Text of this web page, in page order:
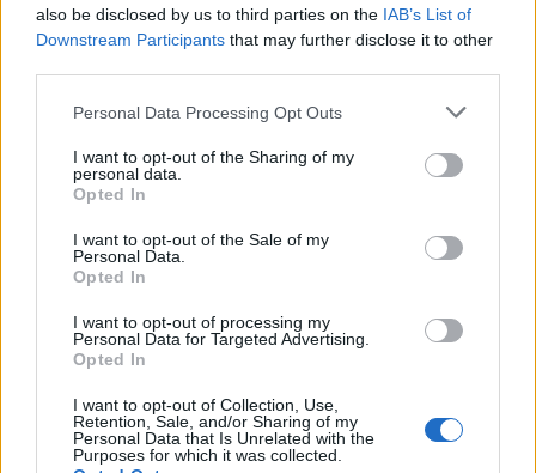
also be disclosed by us to third parties on the IAB’s List of
Downstream Participants that may further disclose it to other
Personal Data Processing Opt Outs
I want to opt-out of the Sharing of my
personal data.
Opted In
I want to opt-out of the Sale of my
Personal Data.
Opted In
I want to opt-out of processing my
Personal Data for Targeted Advertising.
Opted In
I want to opt-out of Collection, Use,
Retention, Sale, and/or Sharing of my
Personal Data that Is Unrelated with the
Purposes for which it was collected.
Volkswagen Golf MK4 v6 4motion OEM++
med JDM inspiration.
12 svar
Senaste inlägget avStol3n_Identity för 13 timmar sedani
Senaste inlägget av Marurb1 onsdag 23:42 Projekt
VTi
Senaste inlägget av
Antikrundan på 4 hjul! Ford Model T 1923
Senaste inlägget avXebers76 onsdag 20:38 Projekt
Nyaste forumtrådarna
244 motorbyte till d5252t
Senaste inlägget av Jeppegaming för 2 timmar sedan